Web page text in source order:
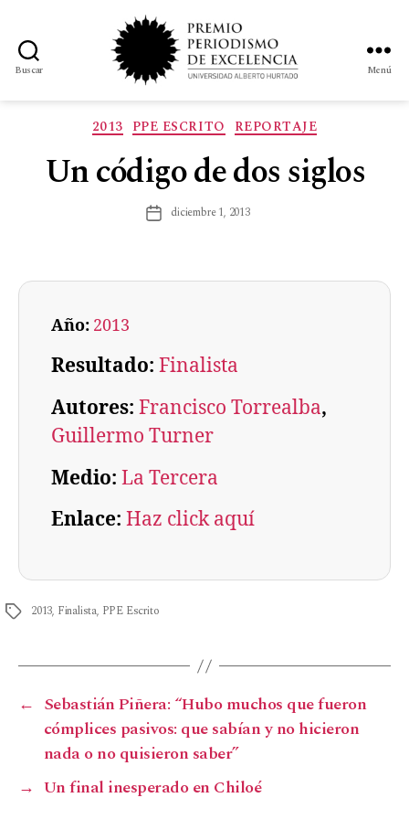
Buscar Menú
2013 PPE ESCRITO REPORTAJE
Un código de dos siglos
diciembre 1, 2013
Año: 2013
Resultado: Finalista
Autores: Francisco Torrealba
Guillermo Turner
Medio: La Tercera
Enlace: Haz click aquí
2013, Finalista, PPE Escrito
← Sebastián Piñera: “Hubo muchos que fueron
cómplices pasivos: que sabían y no hicieron
nada o no quisieron saber”
→ Un final inesperado en Chiloé